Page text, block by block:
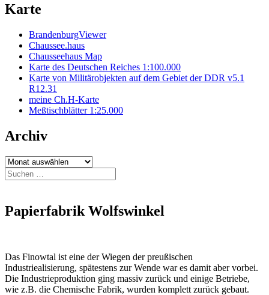
Karte
BrandenburgViewer
Chaussee.haus
Chausseehaus Map
Karte des Deutschen Reiches 1:100.000
Karte von Militärobjekten auf dem Gebiet der DDR v5.1
R12.31
meine Ch.H-Karte
Meßtischblätter 1:25.000
Archiv
Archiv
Suchen
nach:
Papierfabrik Wolfswinkel
Das Finowtal ist eine der Wiegen der preußischen
Industriealisierung, spätestens zur Wende war es damit aber vorbei.
Die Industrieproduktion ging massiv zurück und einige Betriebe,
wie z.B. die Chemische Fabrik, wurden komplett zurück gebaut.